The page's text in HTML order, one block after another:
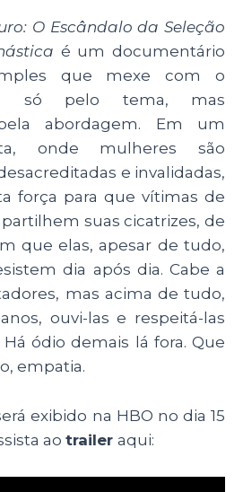
O Escândalo da Seleção
é um documentário
que mexe com o
só pelo tema, mas
abordagem. Em um
onde mulheres são
e invalidadas,
força para que vítimas de
suas cicatrizes, de
que elas, apesar de tudo,
dia após dia. Cabe a
mas acima de tudo,
ouvi-las e respeitá-las
ódio demais lá fora. Que
empatia.
exibido na HBO no dia 15
ao trailer aqui: